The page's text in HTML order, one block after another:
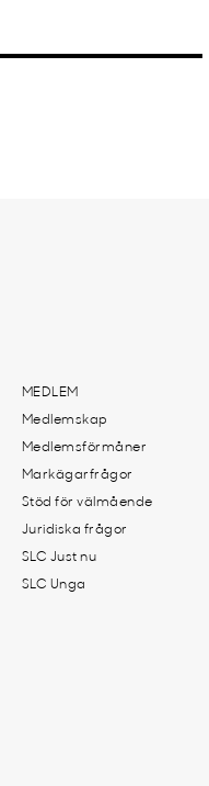
MEDLEM
Medlemskap
Medlemsförmåner
Markägarfrågor
Stöd för välmående
Juridiska frågor
SLC Just nu
SLC Unga